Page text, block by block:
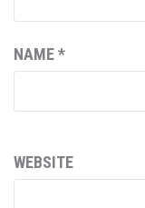
NAME*
WEBSITE